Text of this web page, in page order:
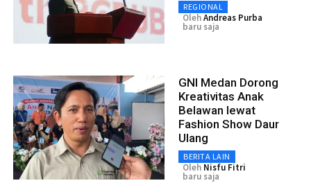
REGIONAL
OlehAndreas Purba
baru saja
GNI Medan Dorong
Kreativitas Anak
Belawan lewat
Fashion Show Daur
Ulang
BERITA LAIN
Oleh Nisfu Fitri
baru saja